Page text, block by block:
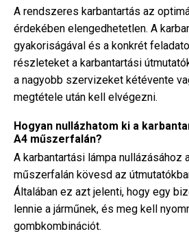
A rendszeres karbantartás az
érdekében elengedhetetlen. A
gyakoriságával és a konkrét
részleteket a karbantartási
a nagyobb szervizeket kétévente
megtétele után kell elvégezni.
Hogyan nullázhatom ki a
A4 műszerfalán?
A karbantartási lámpa nullázásához
műszerfalán kövesd az
Általában ez azt jelenti, hogy egy
lennie a járműnek, és meg kell
gombkombinációt.